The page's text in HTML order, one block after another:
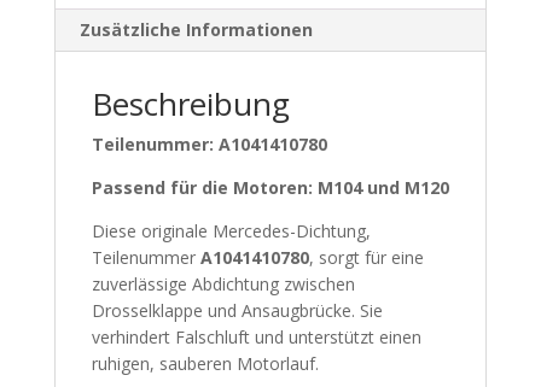
Zusätzliche Informationen
Beschreibung
Teilenummer: A1041410780
Passend für die Motoren: M104 und M120
Diese originale Mercedes-Dichtung,
Teilenummer A1041410780, sorgt für eine
zuverlässige Abdichtung zwischen
Drosselklappe und Ansaugbrücke. Sie
verhindert Falschluft und unterstützt einen
ruhigen, sauberen Motorlauf.